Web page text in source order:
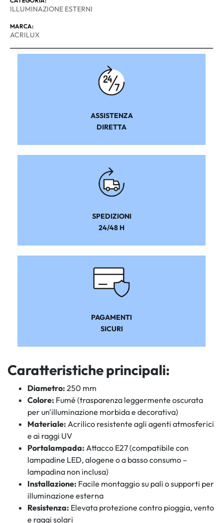
ILLUMINAZIONE ESTERNI
MARCA:
ACRILUX
ASSISTENZA
DIRETTA
SPEDIZIONI
24/48 H
PAGAMENTI
SICURI
Caratteristiche principali:
Diametro: 250 mm
Colore: Fumé (trasparenza leggermente oscurata
per un'illuminazione morbida e decorativa)
Materiale: Acrilico resistente agli agenti atmosferici
e ai raggi UV
Portalampada: Attacco E27 (compatibile con
lampadine LED, alogene o a basso consumo –
lampadina non inclusa)
Installazione: Facile montaggio su pali o supporti per
illuminazione esterna
Resistenza: Elevata protezione contro pioggia, vento
e raggi solari